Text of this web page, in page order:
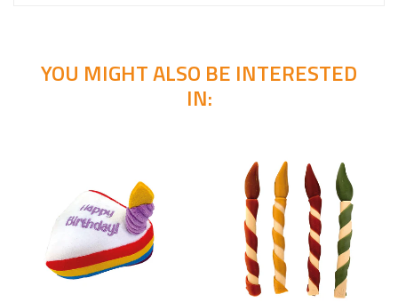
YOU MIGHT ALSO BE INTERESTED
IN: